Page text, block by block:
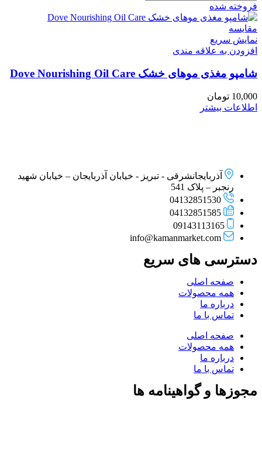
فروخته شده
مقايسه
نمایش سریع
افزودن به علاقه مندی
شامپو مغذی موهای خشک Dove Nourishing Oil Care
10,000 تومان
اطلاعات بیشتر
آذربایجانشرقی - تبریز - خیابان آذربایجان – خیابان شهید
رنجبر – پلاک 541
04132851530
04132851585
09143113165
info@kamanmarket.com
دسترسی های سریع
صفحه اصلی
همه محصولات
درباره ما
تماس با ما
صفحه اصلی
همه محصولات
درباره ما
تماس با ما
مجوزها و گواهینامه ها